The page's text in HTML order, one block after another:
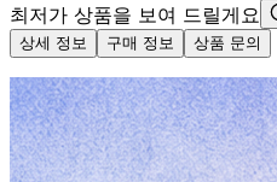
최저가 상품을 보여 드릴게요
상세 정보 구매 정보 상품 문의